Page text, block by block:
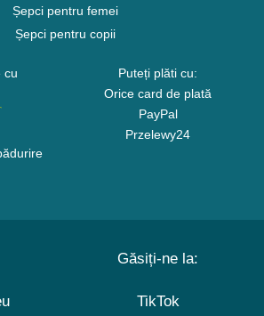
Șepci pentru femei
Șepci pentru copii
cu
Puteți plăti cu:
Orice card de plată
PayPal
Przelewy24
Găsiți-ne la:
TikTok